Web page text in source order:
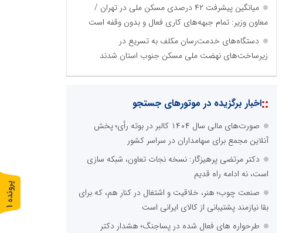
میانگین پیشرفت ۴۲ درصدی مسکن ملی در تهران /
معاون وزیر: تمام جبهه‌های کاری فعال و بدون وقفه است
دستگاه‌های خدمت‌رسان مکلف به تسریع در
زیرساخت‌های نهضت ملی مسکن جنوب استان شدند
::اخبار برگزیده در موتورهای جستجو
صورت‌های مالی سال ۱۴۰۴ کالبر در بوته رأی؛ پخش
آنلاین مجمع برای سهامداران در سراسر کشور
دکتر مرتضی پرهیزگار: نسخه نجات تعاون، شبکه سازی
است، نه ادامه راه قدیم
صنعت چوب؛ هنر، خلاقیت و اشتغال در کنار هم، که برای
بقا نیازمند پشتیبانی از کالای ایرانی است
طرحواره های فعال شده در پساجنگ؛ هشدار دکتر
پ
ر
و
ن
د
ه
1